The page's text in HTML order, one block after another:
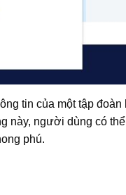
tin của một tập
này, người dùng có
phú.